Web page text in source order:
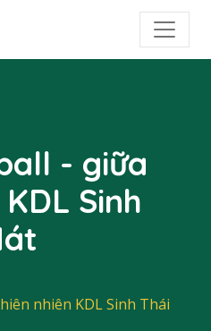
- giữa
Sinh
nhiên KDL Sinh Thái